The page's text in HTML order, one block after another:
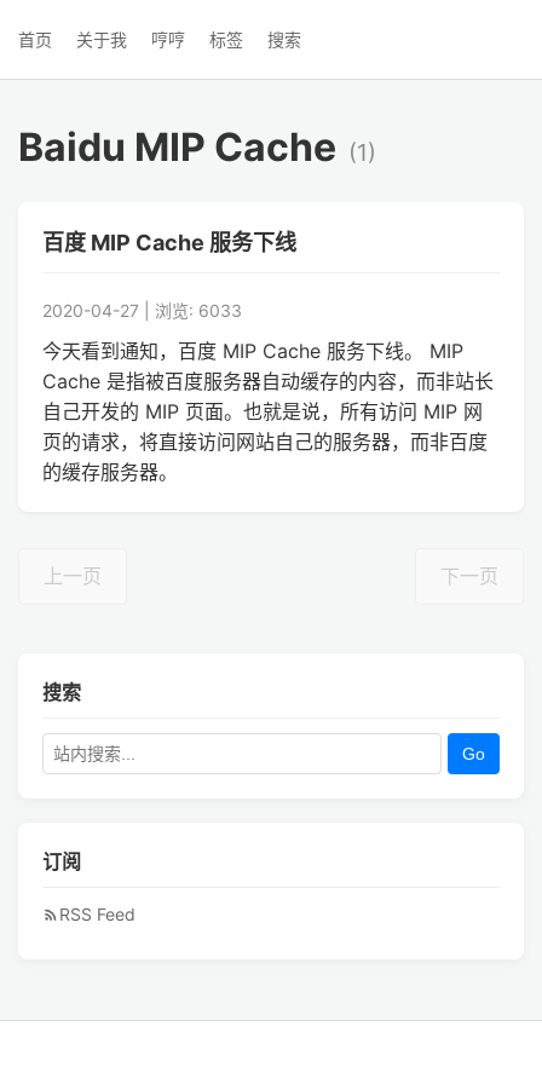
首页 关于我 哼哼 标签 搜索
Baidu MIP Cache (1)
百度 MIP Cache 服务下线
2020-04-27 | 浏览: 6033
今天看到通知，百度 MIP Cache 服务下线。 MIP
Cache 是指被百度服务器自动缓存的内容，而非站长
自己开发的 MIP 页面。也就是说，所有访问 MIP 网
页的请求，将直接访问网站自己的服务器，而非百度
的缓存服务器。
上一页 下一页
搜索
Go
订阅
RSS Feed